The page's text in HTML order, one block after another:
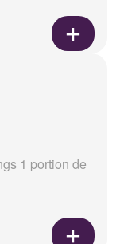
1 portion de